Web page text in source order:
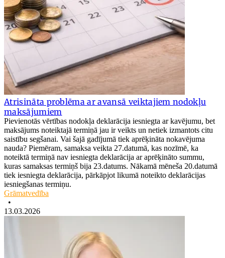
Atrisināta problēma ar avansā veiktajiem nodokļu
maksājumiem
Pievienotās vērtības nodokļa deklarācija iesniegta ar kavējumu, bet
maksājums noteiktajā termiņā jau ir veikts un netiek izmantots citu
saistību segšanai. Vai šajā gadījumā tiek aprēķināta nokavējuma
nauda? Piemēram, samaksa veikta 27.datumā, kas nozīmē, ka
noteiktā termiņā nav iesniegta deklarācija ar aprēķināto summu,
kuras samaksas termiņš bija 23.datums. Nākamā mēneša 20.datumā
tiek iesniegta deklarācija, pārkāpjot likumā noteikto deklarācijas
iesniegšanas termiņu.
Grāmatvedība
•
13.03.2026